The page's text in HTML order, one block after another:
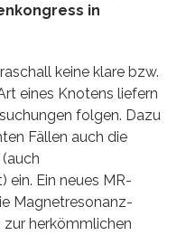
in
keine klare bzw.
eines Knotens liefern
folgen. Dazu
Fällen auch die
ein. Ein neues MR-
Magnetresonanz-
herkömmlichen